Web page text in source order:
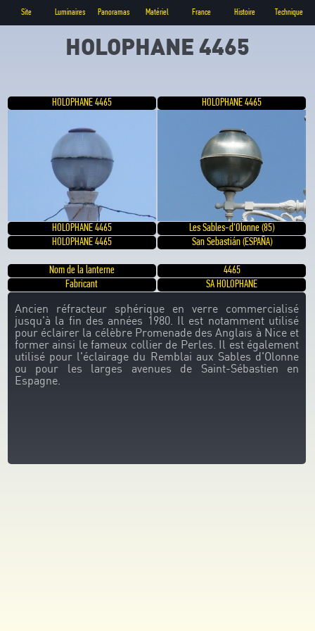
Site Luminaires Panoramas Matériel France Histoire Technique
HOLOPHANE 4465
HOLOPHANE 4465 HOLOPHANE 4465
HOLOPHANE 4465
Les Sables-d'Olonne (85)
HOLOPHANE 4465
San Sebastián (ESPAÑA)
Nom de la lanterne
4465
Fabricant
SA HOLOPHANE
Ancien réfracteur sphérique en verre commercialisé
jusqu'à la fin des années 1980. Il est notamment utilisé
pour éclairer la célèbre Promenade des Anglais à Nice et
former ainsi le fameux collier de Perles. Il est également
utilisé pour l'éclairage du Remblai aux Sables d'Olonne
ou pour les larges avenues de Saint-Sébastien en
Espagne.